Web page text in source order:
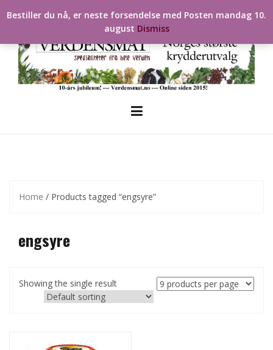
to
Home / Products tagged “engsyre”
engsyre
Showing the single result
Bestiller du nå, er neste forsendelse med Posten mandag 10.
august Dismiss